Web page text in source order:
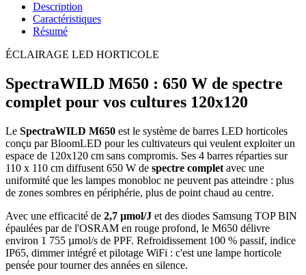
Description
Caractéristiques
Résumé
ÉCLAIRAGE LED HORTICOLE
SpectraWILD M650 : 650 W de spectre
complet pour vos cultures 120x120
Le SpectraWILD M650 est le système de barres LED horticoles
conçu par BloomLED pour les cultivateurs qui veulent exploiter un
espace de 120x120 cm sans compromis. Ses 4 barres réparties sur
110 x 110 cm diffusent 650 W de spectre complet avec une
uniformité que les lampes monobloc ne peuvent pas atteindre : plus
de zones sombres en périphérie, plus de point chaud au centre.
Avec une efficacité de 2,7 µmol/J et des diodes Samsung TOP BIN
épaulées par de l'OSRAM en rouge profond, le M650 délivre
environ 1 755 µmol/s de PPF. Refroidissement 100 % passif, indice
IP65, dimmer intégré et pilotage WiFi : c'est une lampe horticole
pensée pour tourner des années en silence.